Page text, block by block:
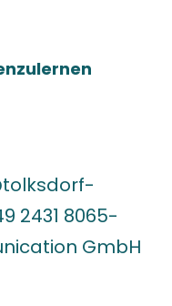
2431 8065-
GmbH